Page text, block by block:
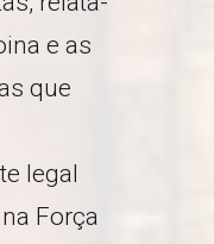
e as
que
legal
Força